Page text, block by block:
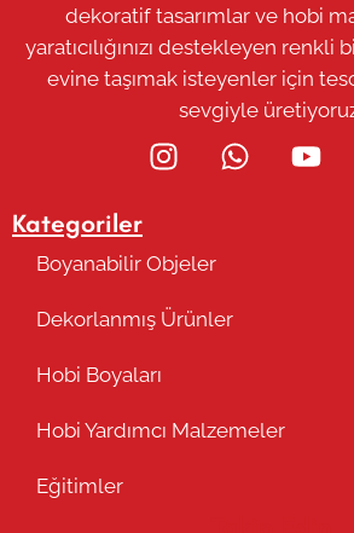
dekoratif tasarımlar ve hobi
yaratıcılığınızı destekleyen renkli
evine taşımak isteyenler için
sevgiyle
Kategoriler
Boyanabilir Objeler
Dekorlanmış Ürünler
Hobi Boyaları
Hobi Yardımcı Malzemeler
Eğitimler